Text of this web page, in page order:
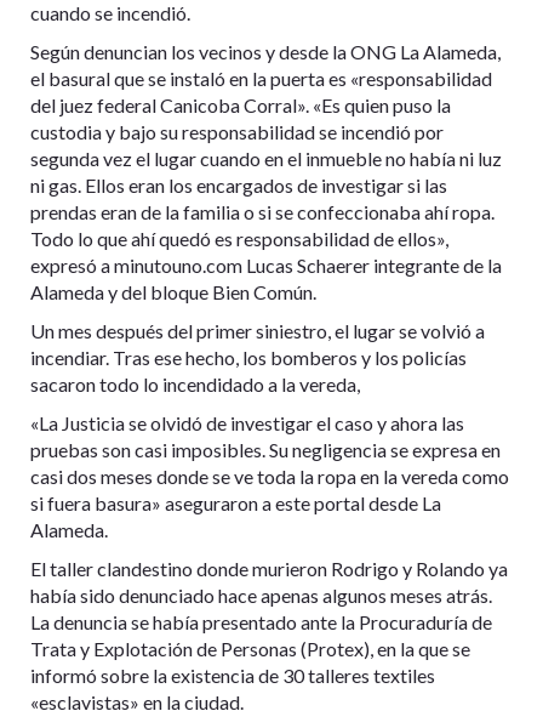
cuando se incendió.
Según denuncian los vecinos y desde la ONG La Alameda,
el basural que se instaló en la puerta es «responsabilidad
del juez federal Canicoba Corral». «Es quien puso la
custodia y bajo su responsabilidad se incendió por
segunda vez el lugar cuando en el inmueble no había ni luz
ni gas. Ellos eran los encargados de investigar si las
prendas eran de la familia o si se confeccionaba ahí ropa.
Todo lo que ahí quedó es responsabilidad de ellos»,
expresó a minutouno.com Lucas Schaerer integrante de la
Alameda y del bloque Bien Común.
Un mes después del primer siniestro, el lugar se volvió a
incendiar. Tras ese hecho, los bomberos y los policías
sacaron todo lo incendidado a la vereda,
«La Justicia se olvidó de investigar el caso y ahora las
pruebas son casi imposibles. Su negligencia se expresa en
casi dos meses donde se ve toda la ropa en la vereda como
si fuera basura» aseguraron a este portal desde La
Alameda.
El taller clandestino donde murieron Rodrigo y Rolando ya
había sido denunciado hace apenas algunos meses atrás.
La denuncia se había presentado ante la Procuraduría de
Trata y Explotación de Personas (Protex), en la que se
informó sobre la existencia de 30 talleres textiles
«esclavistas» en la ciudad.